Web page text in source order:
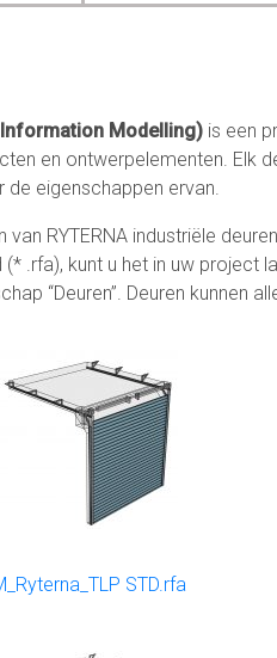
Modelling) is een
en ontwerpelementen. Elk
de eigenschappen ervan.
van RYTERNA industriële
.rfa), kunt u het in uw project
“Deuren”. Deuren kunnen
STD.rfa